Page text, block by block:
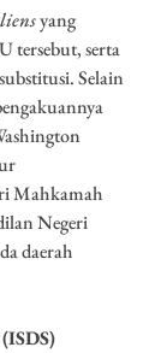
yang
tersebut, serta
Selain
Mahkamah
Negeri
daerah
(ISDS)